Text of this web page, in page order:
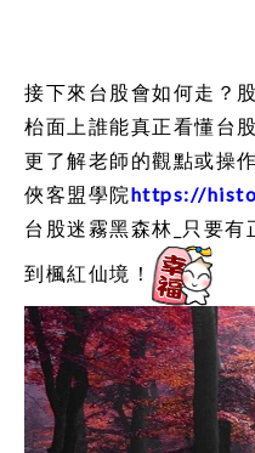
接下來台股會如何走？
枱面上誰能真正看懂台
更了解老師的觀點或操
俠客盟學院https://
台股迷霧黑森林_只要
到楓紅仙境！